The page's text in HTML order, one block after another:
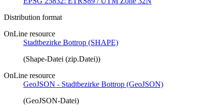
Distribution format
OnLine resource
Stadtbezirke Bottrop (SHAPE)
(Shape-Datei (zip.Datei))
OnLine resource
GeoJSON - Stadtbezirke Bottrop (GeoJSON)
(GeoJSON-Datei)